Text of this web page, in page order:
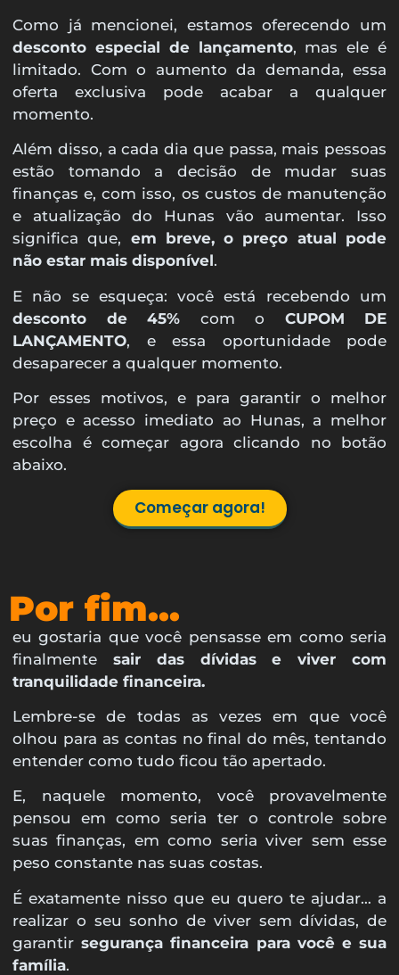
Como já mencionei, estamos oferecendo um
desconto especial de lançamento, mas ele é
limitado. Com o aumento da demanda, essa
oferta exclusiva pode acabar a qualquer
momento.
Além disso, a cada dia que passa, mais pessoas
estão tomando a decisão de mudar suas
finanças e, com isso, os custos de manutenção
e atualização do Hunas vão aumentar. Isso
significa que, em breve, o preço atual pode
não estar mais disponível.
E não se esqueça: você está recebendo um
desconto de 45% com o CUPOM DE
LANÇAMENTO, e essa oportunidade pode
desaparecer a qualquer momento.
Por esses motivos, e para garantir o melhor
preço e acesso imediato ao Hunas, a melhor
escolha é começar agora clicando no botão
abaixo.
Começar agora!
Por fim...
eu gostaria que você pensasse em como seria
finalmente sair das dívidas e viver com
tranquilidade financeira.
Lembre-se de todas as vezes em que você
olhou para as contas no final do mês, tentando
entender como tudo ficou tão apertado.
E, naquele momento, você provavelmente
pensou em como seria ter o controle sobre
suas finanças, em como seria viver sem esse
peso constante nas suas costas.
É exatamente nisso que eu quero te ajudar… a
realizar o seu sonho de viver sem dívidas, de
garantir segurança financeira para você e sua
família.